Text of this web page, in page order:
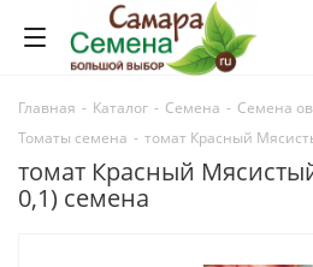
Главная - Каталог - Семена - Семена
Томаты семена - томат Красный
томат Красный
0,1) семена